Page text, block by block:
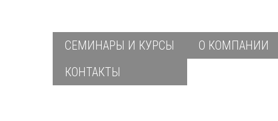
СЕМИНАРЫ И КУРСЫ О КОМПАНИИ
КОНТАКТЫ